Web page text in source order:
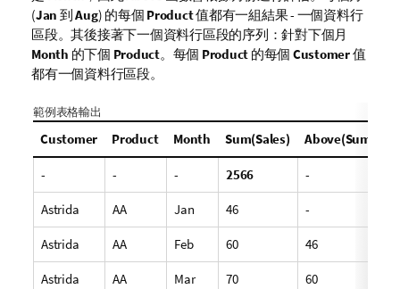
(Jan 到Aug) 的每個 Product值都有一組結果 - 一個資料行
區段。其後接著下一個資料行區段的序列：針對下個月
Month 的下個 Product。每個 Product 的每個 Customer值
都有一個資料行區段。
範例表格輸出
Customer Product Month Sum(Sales)
- - - 2566 -
Astrida AA Jan 46 -
Astrida AA Feb 60 46
Astrida AA Mar 70 60